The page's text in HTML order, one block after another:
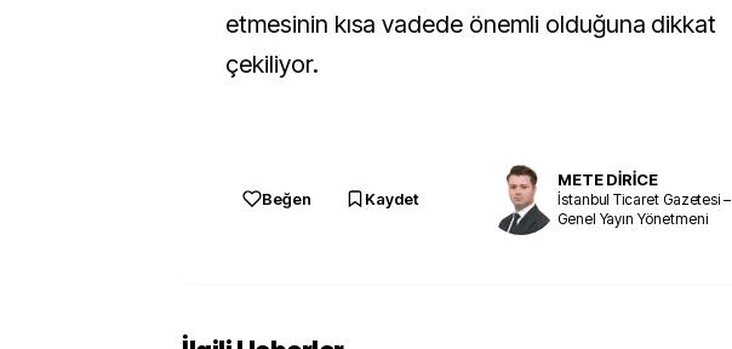
etmesinin kısa vadede önemli olduğuna dikkat
çekiliyor.
Beğen Kaydet
METE DİRİCE
İstanbul Ticaret Gazetesi –
Genel Yayın Yönetmeni